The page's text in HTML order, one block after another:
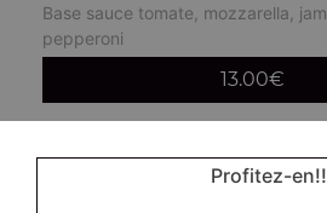
Base sauce tomate, mozzarella,
pepperoni
13.00€
boursin médium
Base sauce tomate, mozzarella,
Profitez-